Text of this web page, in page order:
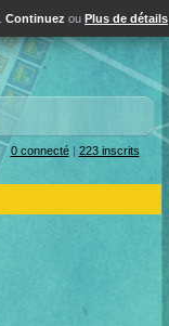
Continuez ou Plus de détails
0 connecté| 223 inscrits